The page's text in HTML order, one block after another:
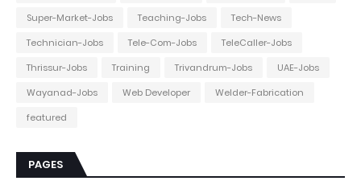
Super-Market-Jobs
Teaching-Jobs
Tech-News
Technician-Jobs
Tele-Com-Jobs
TeleCaller-Jobs
Thrissur-Jobs
Training Trivandrum-Jobs
UAE-Jobs
Wayanad-Jobs
Web Developer
Welder-Fabrication
featured
PAGES